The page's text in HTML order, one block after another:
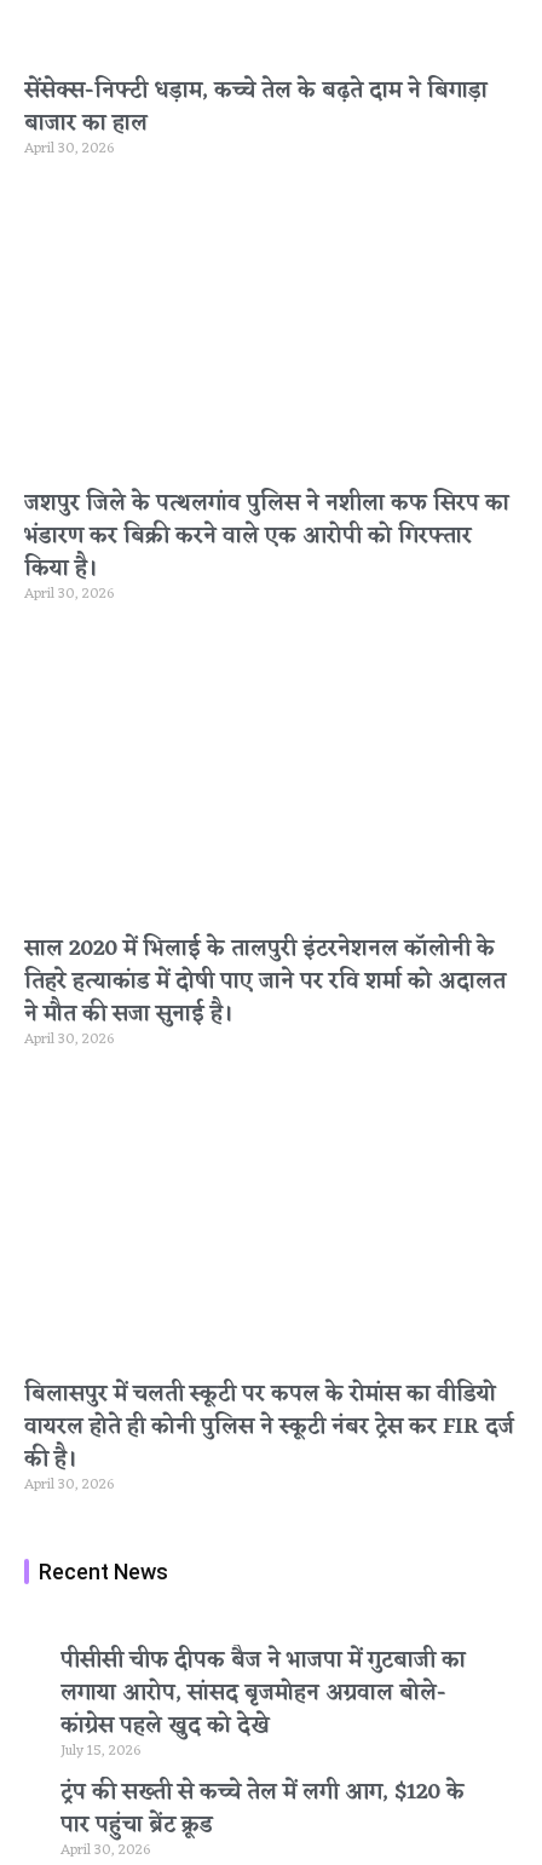
सेंसेक्स-निफ्टी धड़ाम, कच्चे तेल के बढ़ते दाम ने बिगाड़ा
बाजार का हाल
April 30, 2026
जशपुर जिले के पत्थलगांव पुलिस ने नशीला कफ सिरप का
भंडारण कर बिक्री करने वाले एक आरोपी को गिरफ्तार
किया है।
April 30, 2026
साल 2020 में भिलाई के तालपुरी इंटरनेशनल कॉलोनी के
तिहरे हत्याकांड में दोषी पाए जाने पर रवि शर्मा को अदालत
ने मौत की सजा सुनाई है।
April 30, 2026
बिलासपुर में चलती स्कूटी पर कपल के रोमांस का वीडियो
वायरल होते ही कोनी पुलिस ने स्कूटी नंबर ट्रेस कर FIR दर्ज
की है।
April 30, 2026
Recent News
पीसीसी चीफ दीपक बैज ने भाजपा में गुटबाजी का
लगाया आरोप, सांसद बृजमोहन अग्रवाल बोले-
कांग्रेस पहले खुद को देखे
July 15, 2026
ट्रंप की सख्ती से कच्चे तेल में लगी आग, $120 के
पार पहुंचा ब्रेंट क्रूड
April 30, 2026